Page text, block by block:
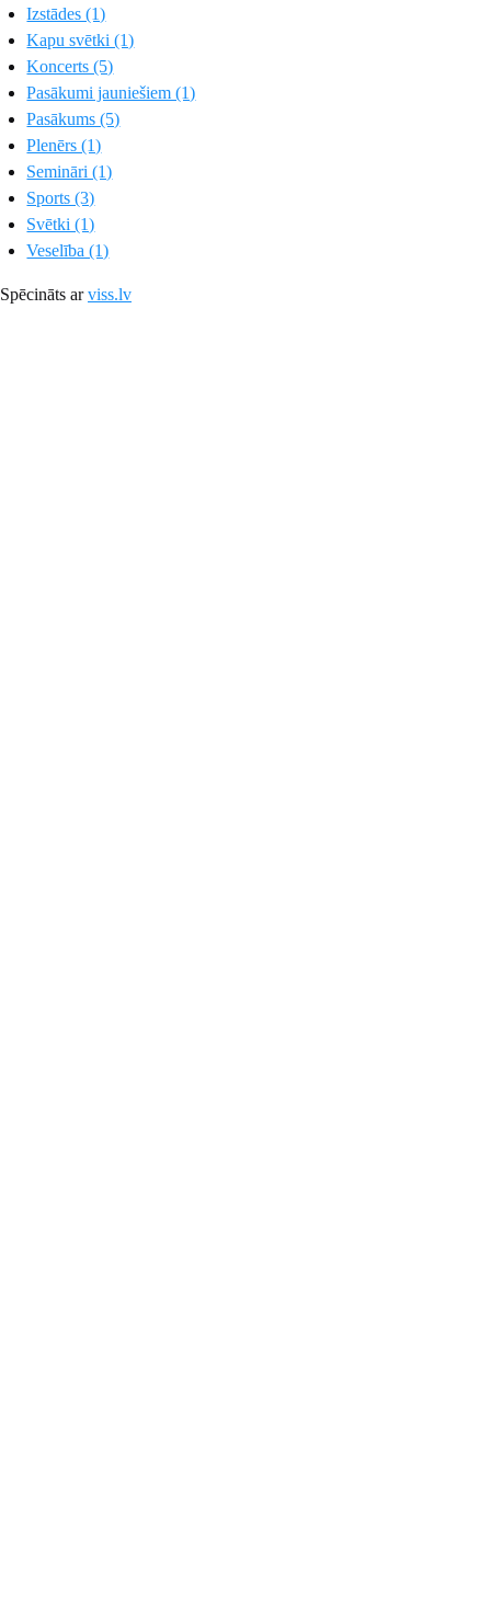
Izstādes (1)
Kapu svētki (1)
Koncerts (5)
Pasākumi jauniešiem (1)
Pasākums (5)
Plenērs (1)
Semināri (1)
Sports (3)
Svētki (1)
Veselība (1)
Spēcināts arviss.lv